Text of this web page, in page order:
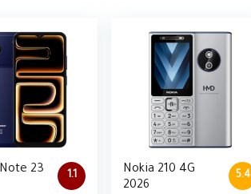
1.1
23 5.4
Nokia 210 4G
2026